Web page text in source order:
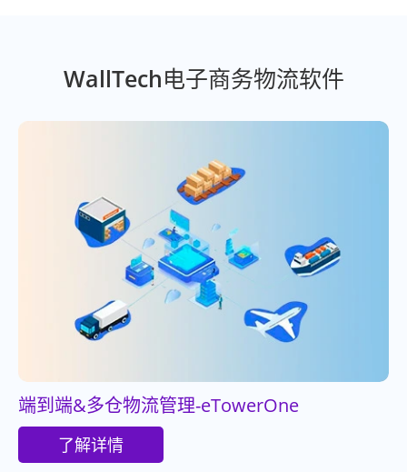
WallTech电子商务物流软件
端到端&多仓物流管理-eTowerOne
了解详情